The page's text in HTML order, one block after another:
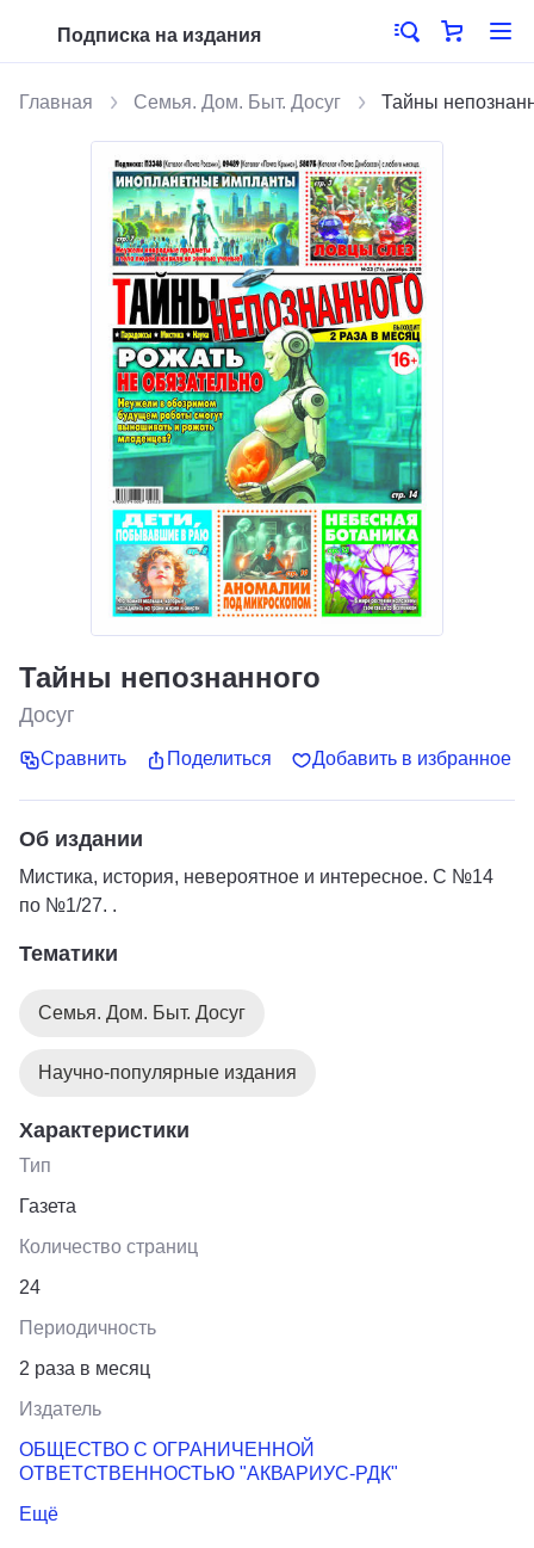
Подписка на издания
Главная Семья. Дом. Быт. Досуг Тайны
Тайны непознанного
Досуг
Сравнить Поделиться Добавить в избранное
Об издании
Мистика, история, невероятное и интересное. С №14
по №1/27. .
Тематики
Семья. Дом. Быт. Досуг
Научно-популярные издания
Характеристики
Тип
Газета
Количество страниц
24
Периодичность
2 раза в месяц
Издатель
ОБЩЕСТВО С ОГРАНИЧЕННОЙ
ОТВЕТСТВЕННОСТЬЮ "АКВАРИУС-РДК"
Ещё